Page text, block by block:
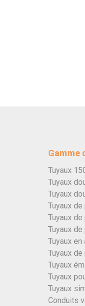
Gamme
Tuyaux
Tuyaux
Tuyaux
Tuyaux
Tuyaux
Tuyaux
Tuyaux
Tuyaux
Tuyaux
Tuyaux
Tuyaux
Conduits